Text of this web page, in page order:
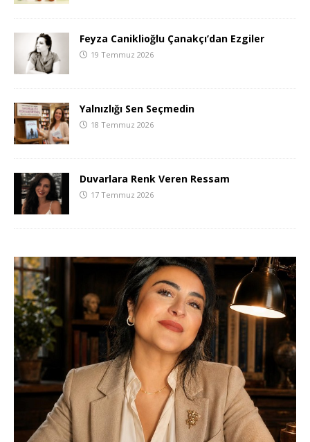
Feyza Caniklioğlu Çanakçı’dan Ezgiler
19 Temmuz 2026
Yalnızlığı Sen Seçmedin
18 Temmuz 2026
Duvarlara Renk Veren Ressam
17 Temmuz 2026